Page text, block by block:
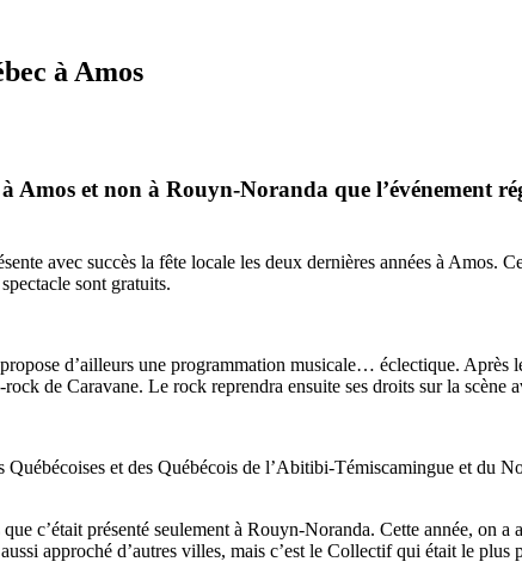
à Amos
Amos et non à Rouyn-Noranda que l’événement
avec succès la fête locale les deux dernières années à Amos.
sont gratuits.
d’ailleurs une programmation musicale… éclectique.
de Caravane. Le rock reprendra ensuite ses droits sur la
et des Québécois de l’Abitibi-Témiscamingue et du
c’était présenté seulement à Rouyn-Noranda. Cette année, on
approché d’autres villes, mais c’est le Collectif qui était le plus